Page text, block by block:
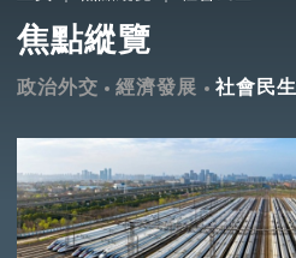
焦點縱覽
政治外交 經濟發展 社會民生